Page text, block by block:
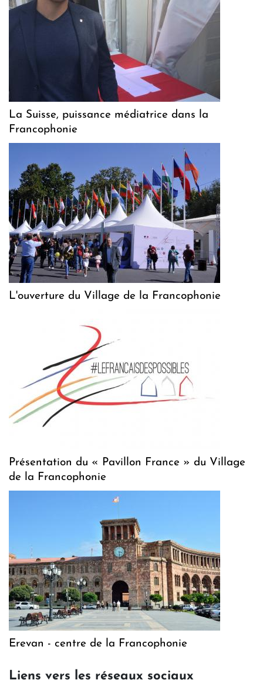
La Suisse, puissance médiatrice dans la
Francophonie
L'ouverture du Village de la Francophonie
Présentation du « Pavillon France » du Village
de la Francophonie
Erevan - centre de la Francophonie
Liens vers les réseaux sociaux